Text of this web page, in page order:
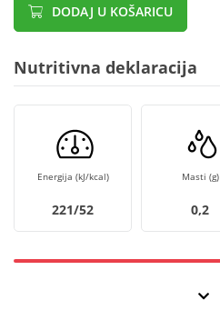
DODAJ U KOŠARICU
Nutritivna deklaracija
Energija (kJ/kcal)
221/52
Masti (g)
0,2